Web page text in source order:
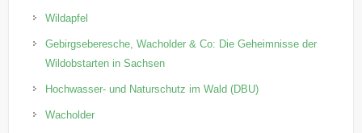
Wildapfel
Gebirgseberesche, Wacholder & Co: Die Geheimnisse der
Wildobstarten in Sachsen
Hochwasser- und Naturschutz im Wald (DBU)
Wacholder